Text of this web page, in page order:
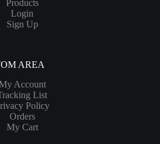
Products
Login
Sign Up
AREA
Account
List
Policy
Orders
My Cart